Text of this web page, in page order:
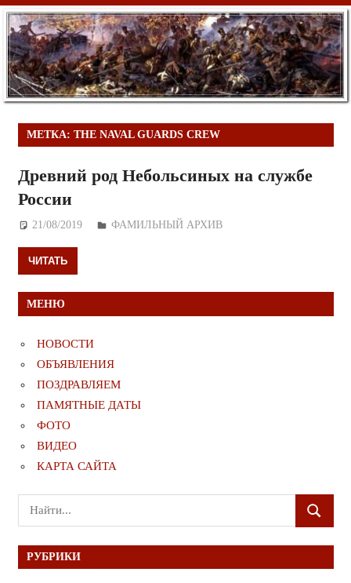
МЕТКА: THE NAVAL GUARDS CREW
Древний род Небольсиных на службе
России
21/08/2019 Дежурный по Редакции
ФАМИЛЬНЫЙ АРХИВ
ЧИТАТЬ
МЕНЮ
НОВОСТИ
ОБЪЯВЛЕНИЯ
ПОЗДРАВЛЯЕМ
ПАМЯТНЫЕ ДАТЫ
ФОТО
ВИДЕО
КАРТА САЙТА
Поиск
для:
ПОИСК
РУБРИКИ